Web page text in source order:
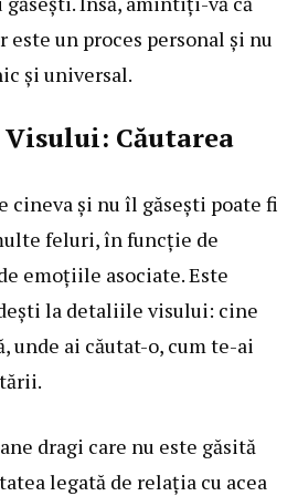
un proces personal și nu
și universal.
Căutarea
cineva și nu îl găsești poate fi
feluri, în funcție de
emoțiile asociate. Este
la detaliile visului: cine
unde ai căutat-o, cum te-ai
dragi care nu este găsită
legată de relația cu acea